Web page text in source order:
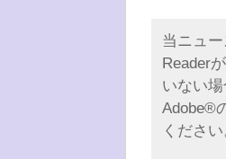
当ニュ
Reader
いない
Adobe®
くださ